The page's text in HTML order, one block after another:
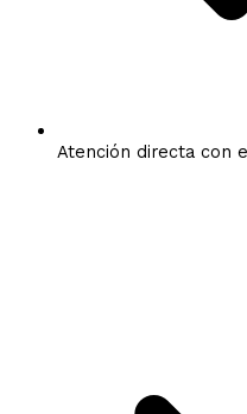
Atención directa con